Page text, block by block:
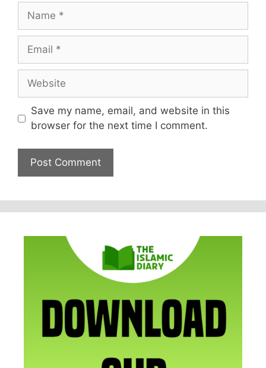
Name
Email
Website
Save my name, email, and website in this
browser for the next time I comment.